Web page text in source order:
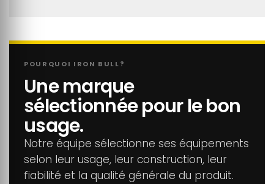
POURQUOI IRON BULL?
Une marque
sélectionnée pour le bon
usage.
Notre équipe sélectionne ses équipements
selon leur usage, leur construction, leur
fiabilité et la qualité générale du produit.